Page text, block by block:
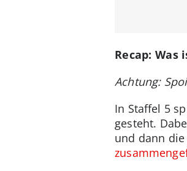
Recap:
Achtung:
In Staffel 5
gesteht.
und dann